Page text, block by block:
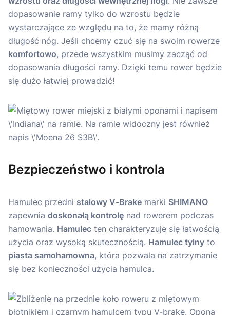
dopasowanie ramy tylko do wzrostu będzie
wystarczające ze względu na to, że mamy różną
długość nóg. Jeśli chcemy czuć się na swoim rowerze
komfortowo, przede wszystkim musimy zacząć od
dopasowania długości ramy. Dzięki temu rower będzie
się dużo łatwiej prowadzić!
Bezpieczeństwo i kontrola
Hamulec przedni stalowy V-Brake marki SHIMANO
zapewnia doskonałą kontrolę nad rowerem podczas
hamowania. Hamulec ten charakteryzuje się łatwością
użycia oraz wysoką skutecznością. Hamulec tylny to
piasta samohamowna, która pozwala na zatrzymanie
się bez konieczności użycia hamulca.